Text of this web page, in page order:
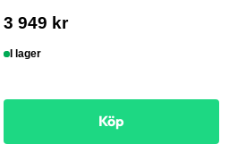
3 949 kr
I lager
Köp